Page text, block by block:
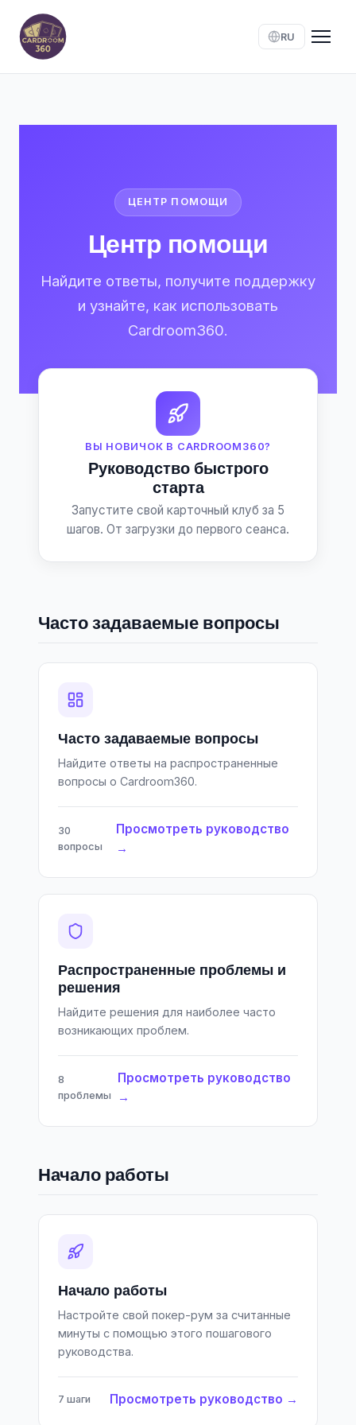
RU
ЦЕНТР ПОМОЩИ
Центр помощи
Найдите ответы, получите поддержку
и узнайте, как использовать
Cardroom360.
ВЫ НОВИЧОК В CARDROOM360?
Руководство быстрого
старта
Запустите свой карточный клуб за 5
шагов. От загрузки до первого сеанса.
Часто задаваемые вопросы
Часто задаваемые вопросы
Найдите ответы на распространенные
вопросы о Cardroom360.
30
вопросы
Просмотреть руководство
→
Распространенные проблемы и
решения
Найдите решения для наиболее часто
возникающих проблем.
8
проблемы
Просмотреть руководство
→
Начало работы
Начало работы
Настройте свой покер-рум за считанные
минуты с помощью этого пошагового
руководства.
7 шаги Просмотреть руководство →